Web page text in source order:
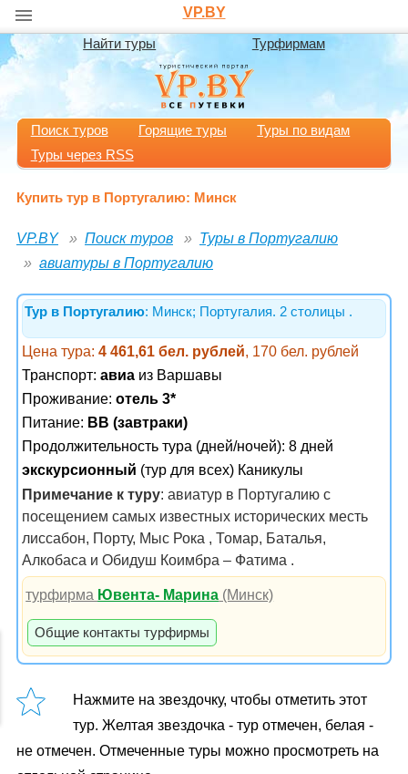
VP.BY
Найти туры Турфирмам
Поиск туров Горящие туры
Туры по видам
Туры через RSS
Купить тур в Португалию: Минск
VP.BY Поиск туров
Туры в Португалию
авиатуры в Португалию
Тур в Португалию: Минск; Португалия. 2 столицы .
Цена тура: 4 461,61 бел. рублей, 170 бел. рублей
Транспорт: авиа из Варшавы
Проживание: отель 3*
Питание: BB (завтраки)
Продолжительность тура (дней/ночей): 8 дней
экскурсионный (тур для всех) Каникулы
Примечание к туру: авиатур в Португалию с
посещением самых известных исторических месть
лиссабон, Порту, Мыс Рока , Томар, Баталья,
Алкобаса и Обидуш Коимбра – Фатима .
турфирма Ювента- Марина (Минск)
Общие контакты турфирмы
Нажмите на звездочку, чтобы отметить этот
тур. Желтая звездочка - тур отмечен, белая -
не отмечен. Отмеченные туры можно просмотреть на